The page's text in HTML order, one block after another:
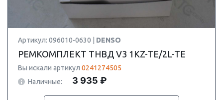
Артикул: 096010-0630 | DENSO
РЕМКОМПЛЕКТ ТНВД V3 1KZ-TE/2L-TE
Вы искали артикул 0241274505
Наличные:
3 935 ₽